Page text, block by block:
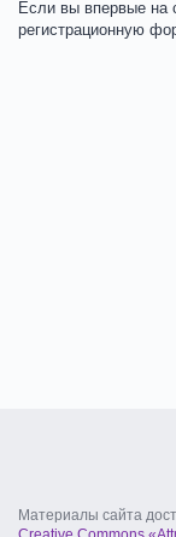
Если вы впервые на
регистрационную
Материалы сайта